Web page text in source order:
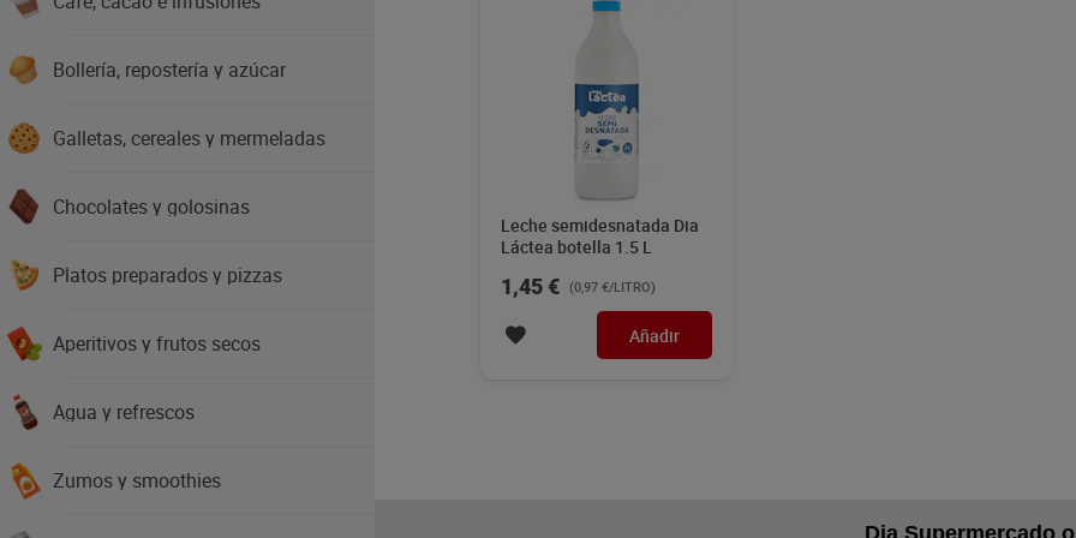
Bollería, repostería y azúcar
Galletas, cereales y mermeladas
Chocolates y golosinas
Platos preparados y pizzas
Aperitivos y frutos secos
Agua y refrescos
Zumos y smoothies
Leche semidesnatada Dia
Láctea botella 1.5 L
1,45 € (0,97 €/LITRO)
Añadir
Dia Supermercado